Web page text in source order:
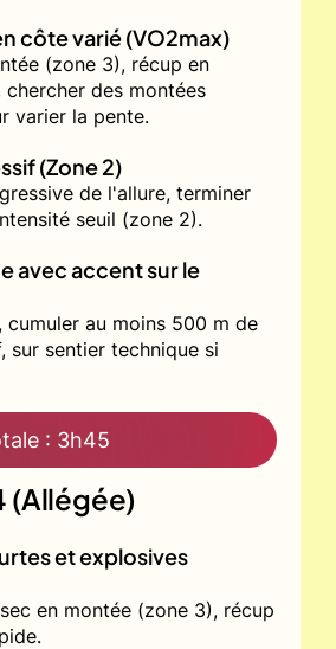
côte varié (VO2max)
(zone 3), récup en
des montées
varier la pente.
(Zone 2)
de l'allure, terminer
seuil (zone 2).
avec accent sur le
cumuler au moins 500 m de
sur sentier technique si
: 3h45
(Allégée)
et explosives
en montée (zone 3), récup